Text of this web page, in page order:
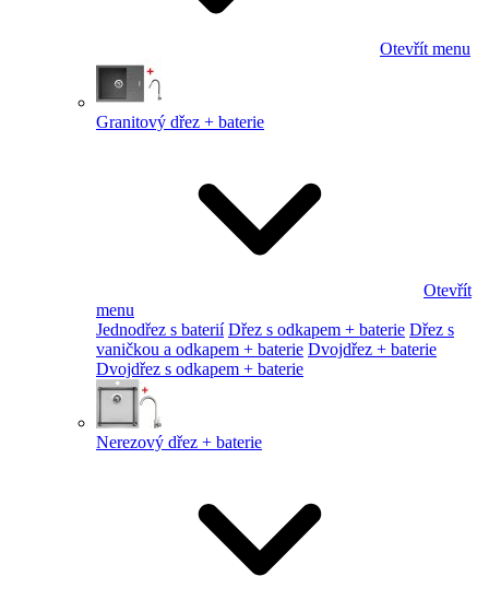
Otevřít menu
Granitový dřez + baterie
Otevřít
menu
Jednodřez s baterií Dřez s odkapem + baterie Dřez s
vaničkou a odkapem + baterie Dvojdřez + baterie
Dvojdřez s odkapem + baterie
Nerezový dřez + baterie